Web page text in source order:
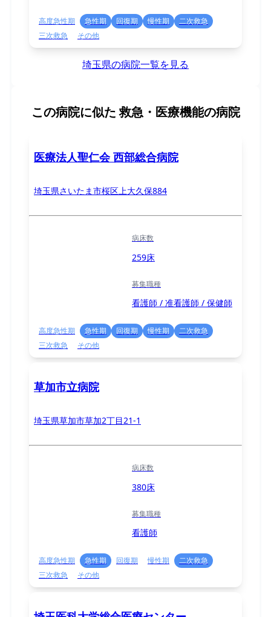
高度急性期 急性期 回復期 慢性期
二次救急
三次救急
その他
埼玉県の病院一覧を見る
この病院に似た 救急・医療機能の病院
医療法人聖仁会 西部総合病院
埼玉県さいたま市桜区上大久保884
病床数
259床
募集職種
看護師 / 准看護師 / 保健師
高度急性期 急性期 回復期 慢性期
二次救急
三次救急
その他
草加市立病院
埼玉県草加市草加2丁目21-1
病床数
380床
募集職種
看護師
高度急性期 急性期 回復期 慢性期
二次救急
三次救急
その他